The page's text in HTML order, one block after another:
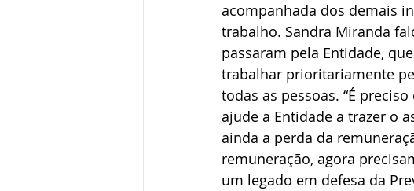
acompanhada dos demais
trabalho. Sandra Miranda
passaram pela Entidade,
trabalhar prioritariamente
todas as pessoas. “É
ajude a Entidade a trazer o
ainda a perda da
remuneração, agora
um legado em defesa da